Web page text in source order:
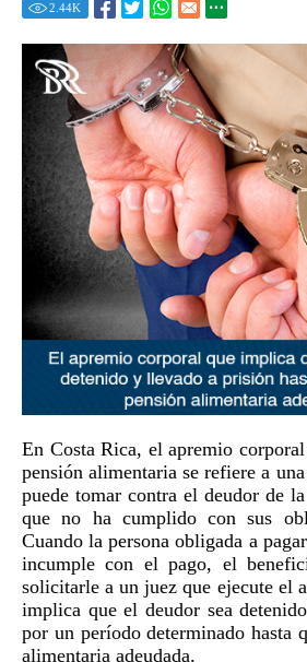
2.44K
En Costa Rica, el apremio
pensión alimentaria se refiere a
puede tomar contra el deudor de
que no ha cumplido con sus
Cuando la persona obligada a
incumple con el pago, el
solicitarle a un juez que ejecute el
implica que el deudor sea
por un período determinado hasta
alimentaria adeudada.